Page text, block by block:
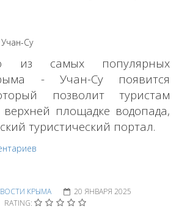
из самых популярных
- Учан-Су появится
позволит туристам
площадке водопада,
туристический портал.
КРЫМА
20 ЯНВАРЯ 2025
RATING: